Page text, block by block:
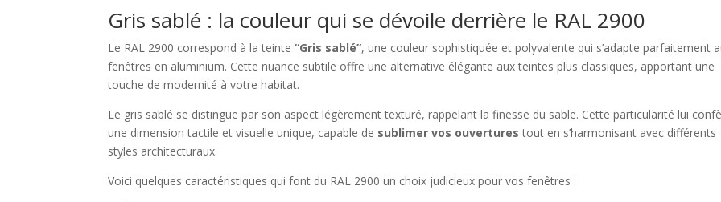
Gris sablé : la couleur qui se dévoile derrière le RAL 2900
Le RAL 2900 correspond à la teinte“Gris sablé”, une couleur sophistiquée et polyvalente qui s’adapte parfaitement
fenêtres en aluminium. Cette nuance subtile offre une alternative élégante aux teintes plus classiques, apportant une
touche de modernité à votre habitat.
Le gris sablé se distingue par son aspect légèrement texturé, rappelant la finesse du sable. Cette particularité lui
une dimension tactile et visuelle unique, capable de sublimer vos ouvertures tout en s’harmonisant avec différents
styles architecturaux.
Voici quelques caractéristiques qui font du RAL 2900 un choix judicieux pour vos fenêtres :